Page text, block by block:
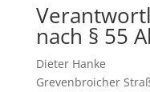
nach § 55
Dieter Hanke
Grevenbroicher